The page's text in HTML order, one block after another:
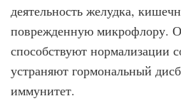
деятельность желудка,
поврежденную микрофлору.
способствуют нормализации
устраняют гормональный
иммунитет.